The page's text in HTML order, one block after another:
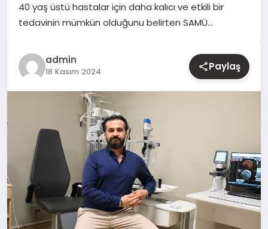
EĞITIM
40 yaş üstü hastalar için daha kalıcı ve etkili bir
tedavinin mümkün olduğunu belirten SAMÜ…
admin
18 Kasım 2024 Paylaş